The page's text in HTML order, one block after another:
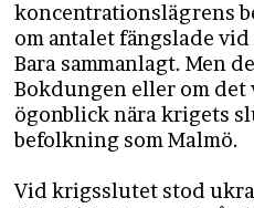
koncentrationslägrens
om antalet fängslade
Bara sammanlagt. Men
Bokdungen eller om
ögonblick nära krigets
befolkning som Malmö.
Vid krigsslutet stod